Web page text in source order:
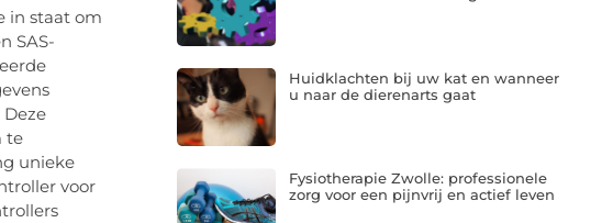
in staat om
SAS-
te
unieke
voor
Huidklachten bij uw kat en wanneer
u naar de dierenarts gaat
Fysiotherapie Zwolle: professionele
zorg voor een pijnvrij en actief leven